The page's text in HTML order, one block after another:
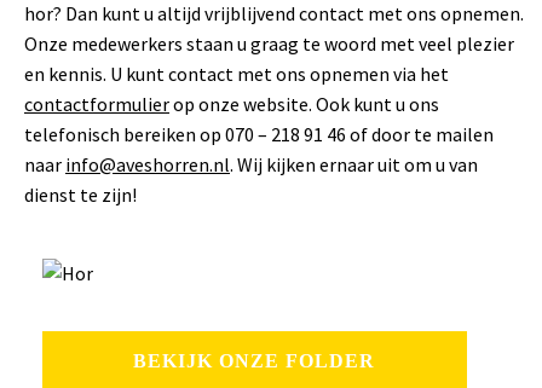
hor? Dan kunt u altijd vrijblijvend contact met ons opnemen.
Onze medewerkers staan u graag te woord met veel plezier
en kennis. U kunt contact met ons opnemen via het
contactformulierop onze website. Ook kunt u ons
telefonisch bereiken op 070 – 218 91 46 of door te mailen
naar info@aveshorren.nl. Wij kijken ernaar uit om u van
dienst te zijn!
BEKIJK ONZE FOLDER